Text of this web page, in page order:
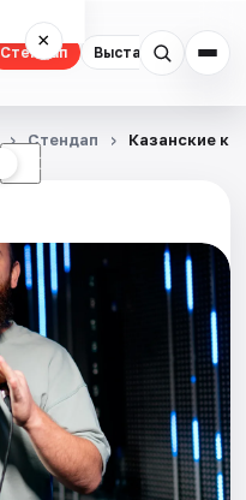
Стендап Выставки
×
☾
Стендап Казанские